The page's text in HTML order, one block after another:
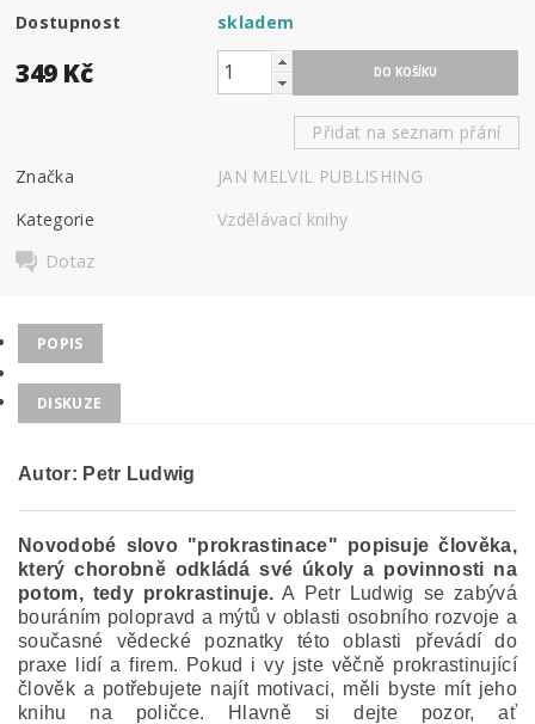
Dostupnost skladem
349 Kč
Přidat na seznam přání
Značka
JAN MELVIL PUBLISHING
Kategorie
Vzdělávací knihy
Dotaz
POPIS
DISKUZE
Autor: Petr Ludwig
Novodobé slovo "prokrastinace" popisuje člověka,
který chorobně odkládá své úkoly a povinnosti na
potom, tedy prokrastinuje. A Petr Ludwig se zabývá
bouráním polopravd a mýtů v oblasti osobního rozvoje a
současné vědecké poznatky této oblasti převádí do
praxe lidí a firem. Pokud i vy jste věčně prokrastinující
člověk a potřebujete najít motivaci, měli byste mít jeho
knihu na poličce. Hlavně si dejte pozor, ať